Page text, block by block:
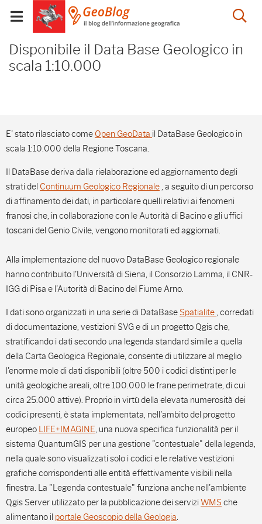
Skip to Main Content
Visualizza/chiudi
menu
mobile
Disponibile il Data
Disponibile il Data Base Geologico in
scala 1:10.000
E' stato rilasciato come Open GeoData il DataBase Geologico in
scala 1:10.000 della Regione Toscana.
Il DataBase deriva dalla rielaborazione ed aggiornamento degli
strati del Continuum Geologico Regionale, a seguito di un percorso
di affinamento dei dati, in particolare quelli relativi ai fenomeni
franosi che, in collaborazione con le Autorità di Bacino e gli uffici
toscani del Genio Civile, vengono monitorati ed aggiornati.
Alla implementazione del nuovo DataBase Geologico regionale
hanno contribuito l'Università di Siena, il Consorzio Lamma, il CNR-
IGG di Pisa e l'Autorità di Bacino del Fiume Arno.
I dati sono organizzati in una serie di DataBase Spatialite, corredati
di documentazione, vestizioni SVG e di un progetto Qgis che,
stratificando i dati secondo una legenda standard simile a quella
della Carta Geologica Regionale, consente di utilizzare al meglio
l'enorme mole di dati disponibili (oltre 500 i codici distinti per le
unità geologiche areali, oltre 100.000 le frane perimetrate, di cui
circa 25.000 attive). Proprio in virtù della elevata numerosità dei
codici presenti, è stata implementata, nell'ambito del progetto
europeo LIFE+IMAGINE, una nuova specifica funzionalità per il
sistema QuantumGIS per una gestione "contestuale" della legenda,
nella quale sono visualizzati solo i codici e le relative vestizioni
grafiche corrispondenti alle entità effettivamente visibili nella
finestra. La "Legenda contestuale" funziona anche nell'ambiente
Qgis Server utilizzato per la pubblicazione dei serviziWMS che
alimentano il portale Geoscopio della Geologia.